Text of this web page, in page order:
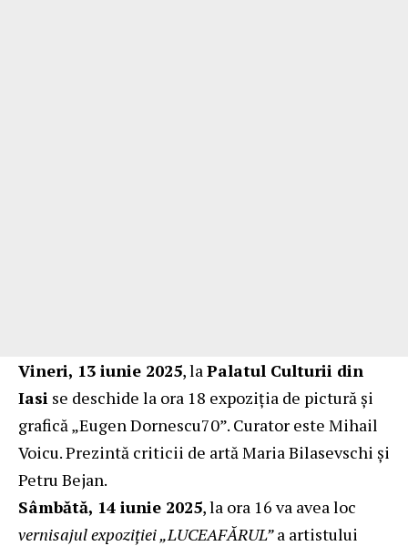
Vineri, 13 iunie 2025, la Palatul Culturii din
Iasi se deschide la ora 18 expoziția de pictură și
grafică „Eugen Dornescu70”. Curator este Mihail
Voicu. Prezintă criticii de artă Maria Bilasevschi și
Petru Bejan.
Sâmbătă, 14 iunie 2025, la ora 16 va avea loc
vernisajul expoziției „LUCEAFĂRUL”a artistului